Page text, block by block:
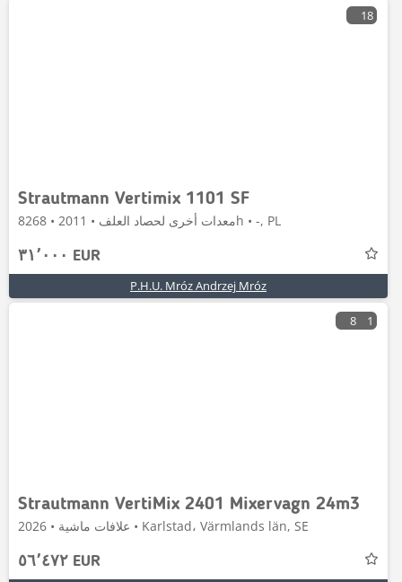
18
Strautmann Vertimix 1101 SF
معدات أخرى لحصاد العلف • 2011 • 8268h • -, PL
٣١٬٠٠٠ EUR
P.H.U. Mróz Andrzej Mróz
8 1
Strautmann VertiMix 2401 Mixervagn 24m3
علافات ماشية • 2026 • Karlstad، Värmlands län, SE
٥٦٬٤٧٢ EUR